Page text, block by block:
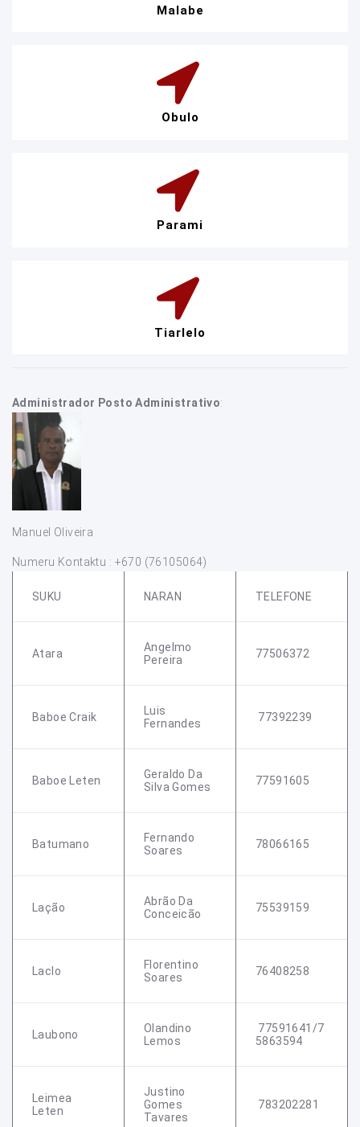
Malabe
Obulo
Parami
Tiarlelo
Administrador Posto Administrativo:
Manuel Oliveira
Numeru Kontaktu : +670 (76105064)
SUKU NARAN TELEFONE
Atara
Angelmo
Pereira
77506372
Baboe Craik
Luis
Fernandes
77392239
Baboe Leten
Geraldo Da
Silva Gomes
77591605
Batumano
Fernando
Soares
78066165
Lação
Abrão Da
Conceicão
75539159
Laclo
Florentino
Soares
76408258
Laubono
Olandino
Lemos
77591641/7
5863594
Leimea
Leten
Justino
Gomes
Tavares
783202281